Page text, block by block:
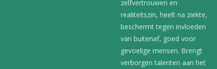
zelfvertrouwen en
realiteitszin, heelt na ziekte,
beschermt tegen invloeden
van buitenaf, goed voor
gevoelige mensen. Brengt
verborgen talenten aan het